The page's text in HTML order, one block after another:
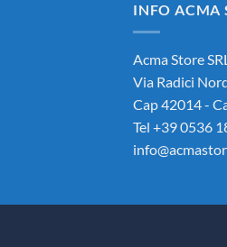
INFO ACMA
Acma Store SRL
Via Radici
Cap 42014 -
Tel +39 0536